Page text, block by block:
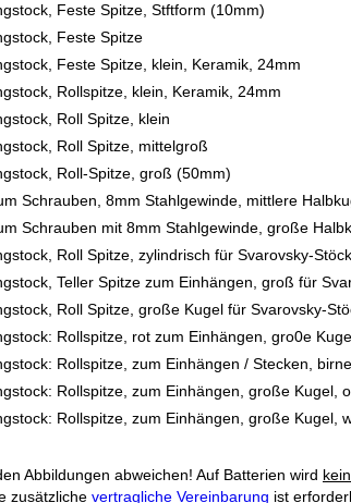
Feste Spitze, Stftform (10mm)
Feste Spitze
Feste Spitze, klein, Keramik, 24mm
Rollspitze, klein, Keramik, 24mm
Roll Spitze, klein
Roll Spitze, mittelgroß
Roll-Spitze, groß (50mm)
Schrauben, 8mm Stahlgewinde, mittlere
Schrauben mit 8mm Stahlgewinde, große
Roll Spitze, zylindrisch für Svarovsky-
Teller Spitze zum Einhängen, groß für
Roll Spitze, große Kugel für Svarovsky-
Rollspitze, rot zum Einhängen, gro0e
Rollspitze, zum Einhängen / Stecken,
Rollspitze, zum Einhängen, große Kugel,
Rollspitze, zum Einhängen, große Kugel,
Abbildungen abweichen! Auf Batterien wird
zusätzliche vertragliche Vereinbarung ist